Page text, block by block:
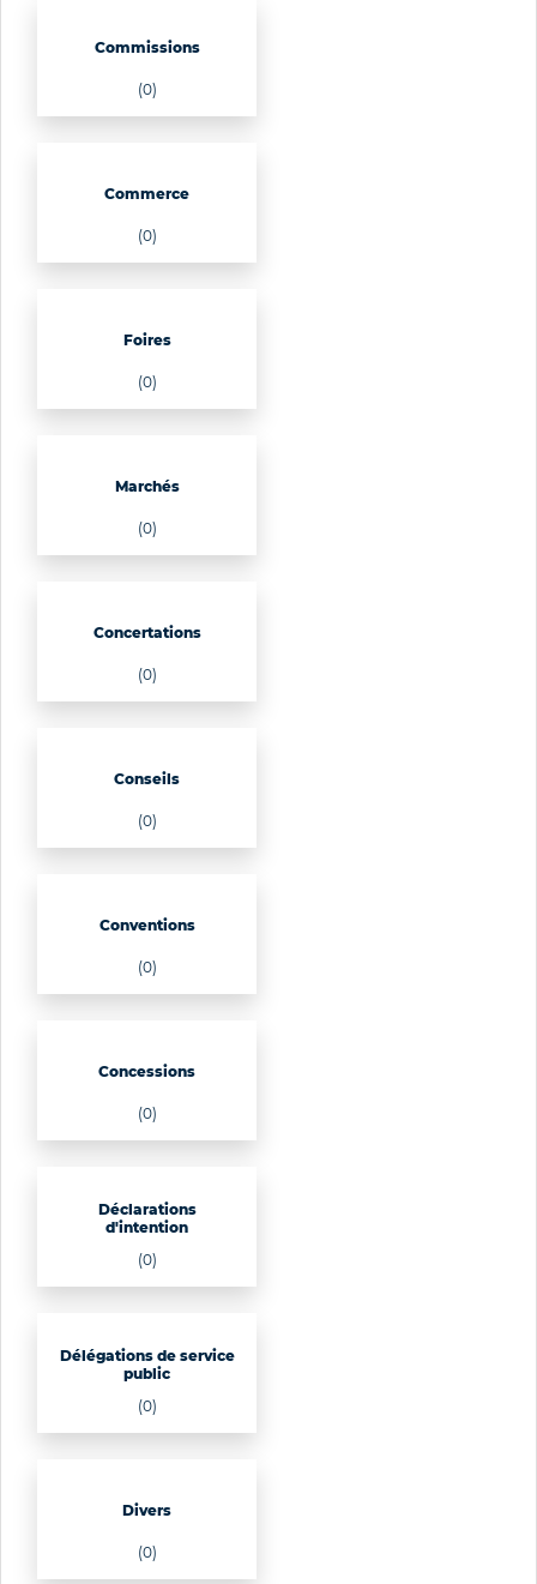
Commissions
(0)
Commerce
(0)
Foires
(0)
Marchés
(0)
Concertations
(0)
Conseils
(0)
Conventions
(0)
Concessions
(0)
Déclarations
d'intention
(0)
Délégations de service
public
(0)
Divers
(0)